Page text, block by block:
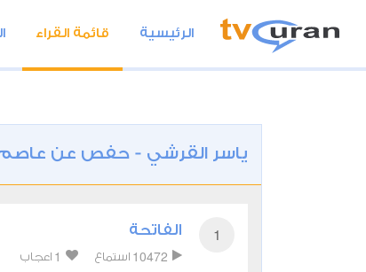
الرئيسية قائمة القراء
ياسر القرشي - حفص عن
1 الفاتحة
10472 استماع 1 اعجاب